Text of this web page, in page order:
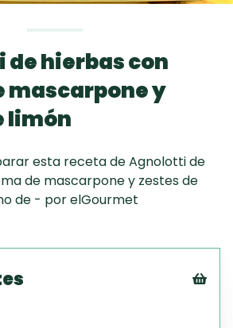
Galletas con
Chispas de
Raspaditas
Mendocinas
hierbas con
mascarpone y
limón
esta receta de Agnolotti de
de mascarpone y zestes de
de - por elGourmet